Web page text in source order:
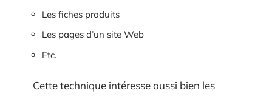
Les fiches produits
Les pages d’un site Web
Etc.
Cette technique intéresse aussi bien les